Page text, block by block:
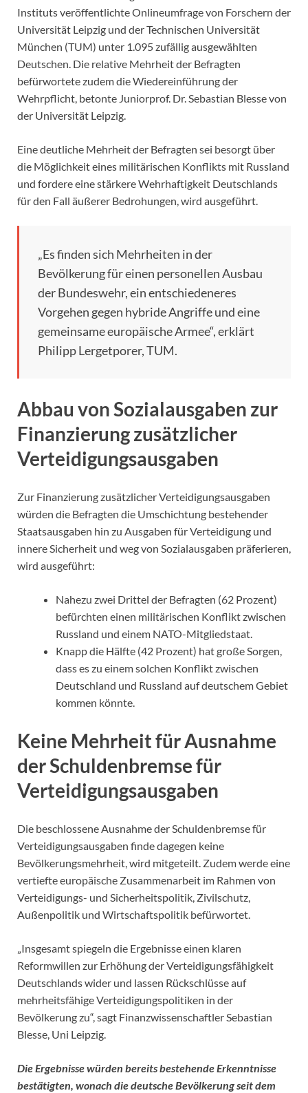
Instituts veröffentlichte Onlineumfrage von Forschern der
Universität Leipzig und der Technischen Universität
München (TUM) unter 1.095 zufällig ausgewählten
Deutschen. Die relative Mehrheit der Befragten
befürwortete zudem die Wiedereinführung der
Wehrpflicht, betonte Juniorprof. Dr. Sebastian Blesse von
der Universität Leipzig.
Eine deutliche Mehrheit der Befragten sei besorgt über
die Möglichkeit eines mili­tärischen Konflikts mit Russland
und fordere eine stärkere Wehrhaftigkeit Deutschlands
für den Fall äußerer Bedrohungen, wird ausgeführt.
„Es finden sich Mehrheiten in der
Bevölkerung für einen personellen Ausbau
der Bundeswehr, ein entschiedeneres
Vorgehen gegen hybride Angriffe und eine
gemeinsame europäische Armee“, erklärt
Philipp Lergetporer, TUM.
Abbau von Sozialausgaben zur
Finanzierung zusätzlicher
Verteidigungsausgaben
Zur Finanzierung zusätzlicher Verteidigungsausgaben
würden die Befragten die Umschichtung bestehender
Staatsausgaben hin zu Ausgaben für Verteidigung und
innere Sicherheit und weg von Sozialausgaben präferieren,
wird ausgeführt:
Nahezu zwei Drittel der Befragten (62 Prozent)
befürchten einen militärischen Konflikt zwischen
Russland und einem NATO-Mitgliedstaat.
Knapp die Hälfte (42 Prozent) hat große Sorgen,
dass es zu einem solchen Konflikt zwischen
Deutschland und Russland auf deutschem Gebiet
kommen könnte.
Keine Mehrheit für Ausnahme
der Schuldenbremse für
Verteidigungsausgaben
Die beschlossene Ausnahme der Schuldenbremse für
Verteidigungsausgaben finde dagegen keine
Bevölkerungsmehrheit, wird mitgeteilt. Zudem werde eine
vertiefte europäische Zusammenarbeit im Rahmen von
Verteidigungs- und Sicherheitspolitik, Zivilschutz,
Außenpolitik und Wirtschaftspolitik befürwortet.
„Insgesamt spiegeln die Ergebnisse einen klaren
Reformwillen zur Erhöhung der Verteidigungsfähigkeit
Deutschlands wider und lassen Rückschlüsse auf
mehrheitsfähige Verteidigungspolitiken in der
Bevölkerung zu“, sagt Finanzwissenschaftler Sebastian
Blesse, Uni Leipzig.
Die Ergebnisse würden bereits bestehende Erkenntnisse
bestätigten, wonach die deutsche Bevölkerung seit dem